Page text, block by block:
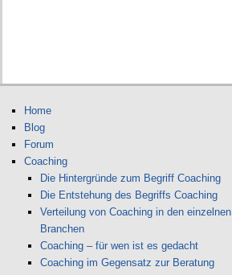
Home
Blog
Forum
Coaching
Die Hintergründe zum Begriff Coaching
Die Entstehung des Begriffs Coaching
Verteilung von Coaching in den einzelnen
Branchen
Coaching – für wen ist es gedacht
Coaching im Gegensatz zur Beratung